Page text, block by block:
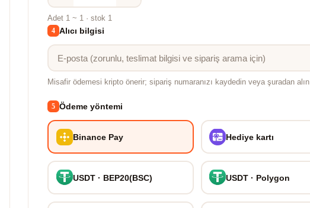
Adet 1 ~ 1 · stok 1
4 Alıcı bilgisi
Misafir ödemesi kripto önerir; sipariş numaranızı kaydedin veya şuradan alın
5 Ödeme yöntemi
Binance Pay Hediye kartı
USDT · BEP20(BSC) USDT · Polygon